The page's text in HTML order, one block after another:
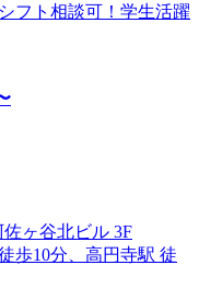
フト相談可！学生活躍
ヶ谷北ビル 3F
歩10分、高円寺駅 徒